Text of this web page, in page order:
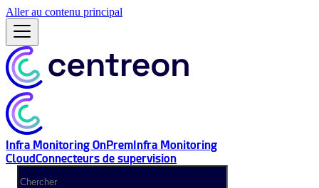
Aller au contenu principal
Infra Monitoring OnPremInfra Monitoring
CloudConnecteurs de supervision